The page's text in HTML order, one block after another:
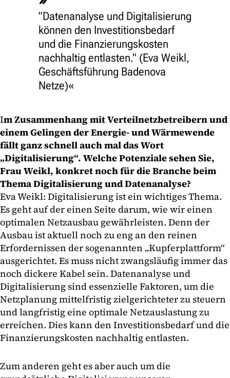
"Datenanalyse und Digitalisierung
können den Investitionsbedarf
und die Finanzierungskosten
nachhaltig entlasten." (Eva Weikl,
Geschäftsführung Badenova
Netze)
Im Zusammenhang mit Verteilnetzbetreibern und
einem Gelingen der Energie- und Wärmewende
fällt ganz schnell auch mal das Wort
„Digitalisierung“. Welche Potenziale sehen Sie,
Frau Weikl, konkret noch für die Branche beim
Thema Digitalisierung und Datenanalyse?
Eva Weikl: Digitalisierung ist ein wichtiges Thema.
Es geht auf der einen Seite darum, wie wir einen
optimalen Netzausbau gewährleisten. Denn der
Ausbau ist aktuell noch zu eng an den reinen
Erfordernissen der sogenannten „Kupferplattform“
ausgerichtet. Es muss nicht zwangsläufig immer das
noch dickere Kabel sein. Datenanalyse und
Digitalisierung sind essenzielle Faktoren, um die
Netzplanung mittelfristig zielgerichteter zu steuern
und langfristig eine optimale Netzauslastung zu
erreichen. Dies kann den Investitionsbedarf und die
Finanzierungskosten nachhaltig entlasten.
Zum anderen geht es aber auch um die